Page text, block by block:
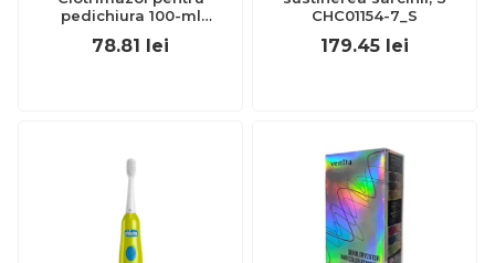
pedichiura 100-ml
EXL359_918
78.81 lei
CHC01154-7_S
179.45 lei